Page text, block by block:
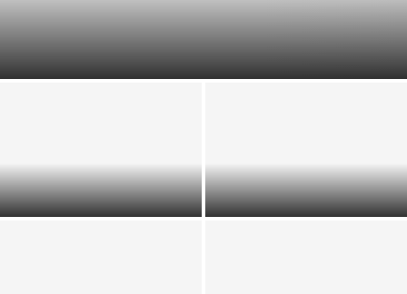
JAZZ IN MARCIAC პატარა
სოფელი, რომელიც მსოფლიო
ჯაზის დედაქალაქად იქცა
ანტიკური თეატრი
თავისუფლებისა და იმედის
მუსიკით აავსო